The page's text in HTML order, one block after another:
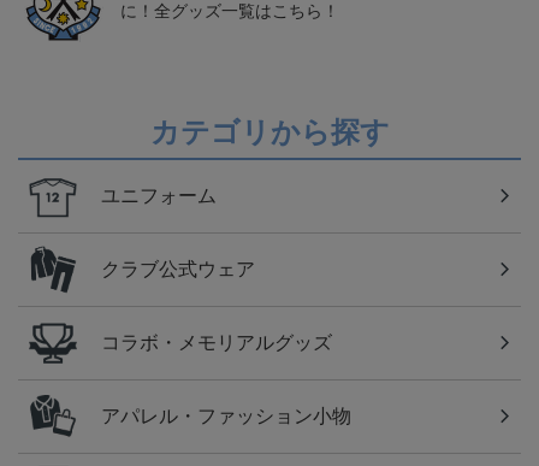
に！全グッズ一覧はこちら！
カテゴリから探す
ユニフォーム
クラブ公式ウェア
コラボ・メモリアルグッズ
アパレル・ファッション小物